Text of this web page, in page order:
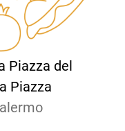
Piazza del
Piazza